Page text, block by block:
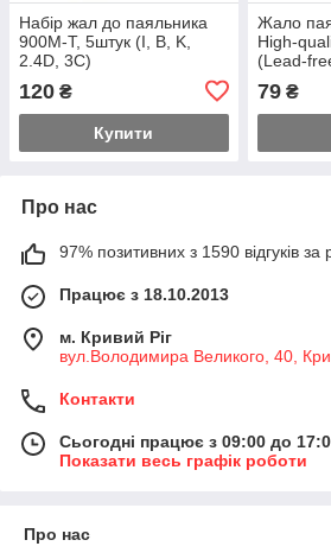
Набір жал до паяльника
900M-T, 5штук (I, B, K,
2.4D, 3C)
120 ₴
Купити
Жало
High-
(Lead-
79₴
Про нас
97% позитивних з 1590 відгуків за
Працює з 18.10.2013
м. Кривий Ріг
вул.Володимира Великого, 40,
Контакти
Сьогодні працює з 09:00 до
Показати весь графік роботи
Про нас